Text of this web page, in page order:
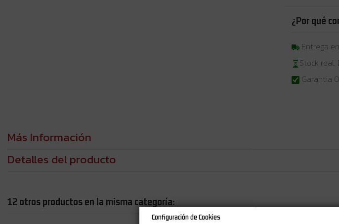
¿Por qué
Entrega
Stock
Garantia
Más Información
Detalles del producto
12 otros productos en la misma categoría:
Configuración de Cookies